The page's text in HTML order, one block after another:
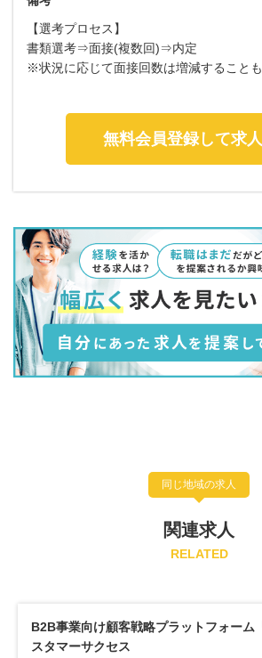
【選考プロセス】
書類選考⇒面接(複数回)⇒内定
※状況に応じて面接回数は増減すること
無料会員登録して求
同じ地域の求人
関連求人
RELATED
B2B事業向け顧客戦略プラットフォーム
スタマーサクセス